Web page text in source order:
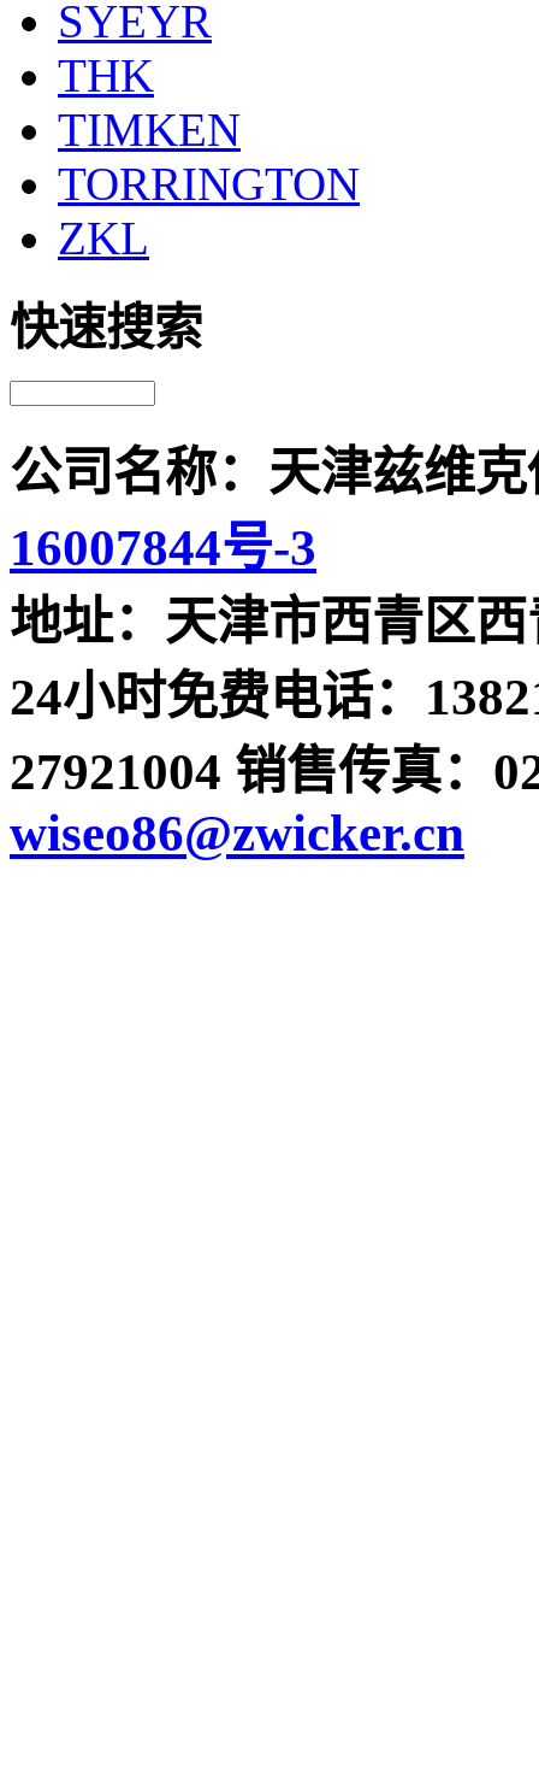
SYEYR
THK
TIMKEN
TORRINGTON
ZKL
快速搜索
公司名称：天津兹维
16007844号-3
地址：天津市西青区西
24小时免费电话：
27921004 销售传真：
wiseo86@zwicker.cn